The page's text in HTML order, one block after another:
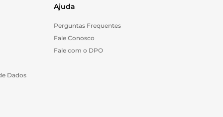
Dados
Ajuda
Perguntas Frequentes
Fale Conosco
Fale com o DPO